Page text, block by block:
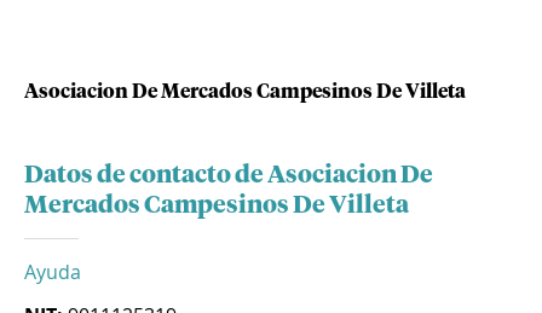
Asociacion De Mercados Campesinos De Villeta
Datos de contacto de Asociacion De
Mercados Campesinos De Villeta
Ayuda